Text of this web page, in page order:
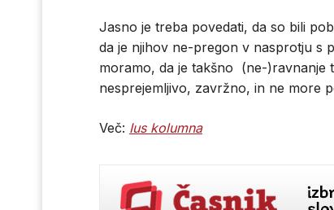
Jasno je treba povedati, da so bili
da je njihov ne-pregon v nasprotju s
moramo, da je takšno (ne-)ravnanje
nesprejemljivo, zavržno, in ne more
Več: Ius kolumna